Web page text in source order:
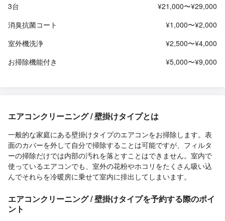
3台
¥21,000〜¥29,000
消臭抗菌コート
¥1,000〜¥2,000
室外機洗浄
¥2,500〜¥4,000
お掃除機能付き
¥5,000〜¥9,000
エアコンクリーニング / 壁掛けタイプとは
一般的な家庭にある壁掛けタイプのエアコンをお掃除します。表
面のカバーを外して自分で掃除することは可能ですが、フィルタ
ーの掃除だけでは内部の汚れを落とすことはできません。室内で
使っているエアコンでも、室外の花粉やホコリをたくさん吸い込
んでそれらを冷暖房に乗せて室内に排出してしまいます。
エアコンクリーニング / 壁掛けタイプを予約する際のポイ
ント